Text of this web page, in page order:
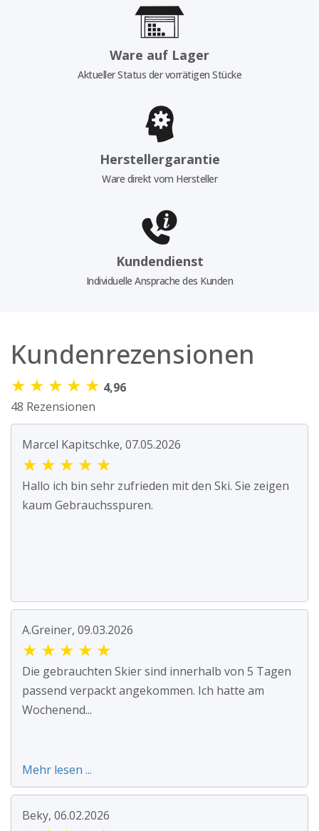
Ware auf Lager
Aktueller Status der vorrätigen Stücke
Herstellergarantie
Ware direkt vom Hersteller
Kundendienst
Individuelle Ansprache des Kunden
Kundenrezensionen
★ ★ ★ ★ ★ 4,96
48 Rezensionen
Marcel Kapitschke, 07.05.2026
★ ★ ★ ★ ★
Hallo ich bin sehr zufrieden mit den Ski. Sie zeigen
kaum Gebrauchsspuren.
A.Greiner, 09.03.2026
★ ★ ★ ★ ★
Die gebrauchten Skier sind innerhalb von 5 Tagen
passend verpackt angekommen. Ich hatte am
Wochenend...
Mehr lesen ...
Beky, 06.02.2026